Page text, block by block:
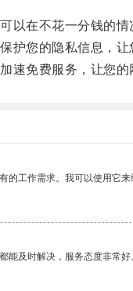
在不花一分钱的情
您的隐私信息，让
免费服务，让您的
的工作需求。我可以使用它
能及时解决，服务态度非常好